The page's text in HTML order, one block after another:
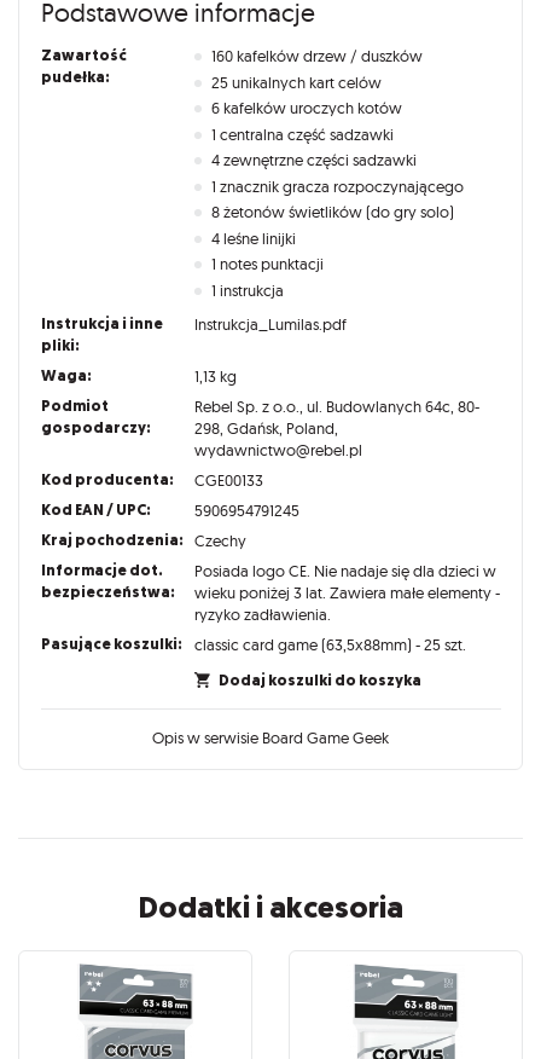
Podstawowe informacje
Zawartość
pudełka:
160 kafelków drzew / duszków
25 unikalnych kart celów
6 kafelków uroczych kotów
1 centralna część sadzawki
4 zewnętrzne części sadzawki
1 znacznik gracza rozpoczynającego
8 żetonów świetlików (do gry solo)
4 leśne linijki
1 notes punktacji
1 instrukcja
Instrukcja i inne
pliki:
Instrukcja_Lumilas.pdf
Waga: 1,13 kg
Podmiot
gospodarczy:
Rebel Sp. z o.o., ul. Budowlanych 64c, 80-
298, Gdańsk, Poland,
wydawnictwo@rebel.pl
Kod producenta: CGE00133
Kod EAN / UPC: 5906954791245
Kraj pochodzenia: Czechy
Informacje dot.
bezpieczeństwa:
Posiada logo CE. Nie nadaje się dla dzieci w
wieku poniżej 3 lat. Zawiera małe elementy -
ryzyko zadławienia.
Pasujące koszulki: classic card game (63,5x88mm) - 25 szt.
Dodaj koszulki do koszyka
Opis w serwisie Board Game Geek
Dodatki i akcesoria